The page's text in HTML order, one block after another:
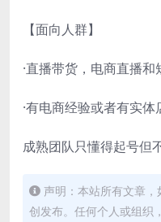
【面向人群】
·直播带货，电商直播
·有电商经验或者有实
成熟团队只懂得起号但
声明：本站所有文章
创发布。任何个人或组织